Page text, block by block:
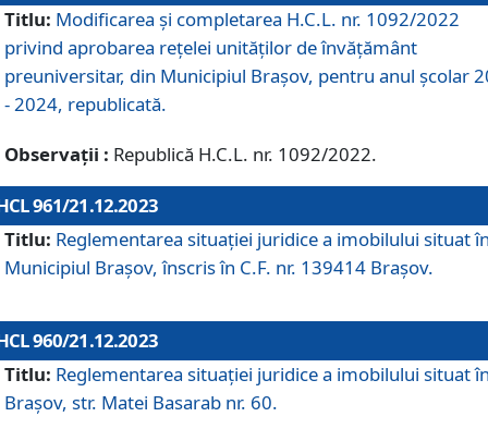
Titlu: Modificarea și completarea H.C.L. nr. 1092/2022
privind aprobarea rețelei unităților de învăţământ
preuniversitar, din Municipiul Braşov, pentru anul școlar
- 2024, republicată.
Observații : Republică H.C.L. nr. 1092/2022.
961/21.12.2023
Titlu: Reglementarea situației juridice a imobilului situat
Municipiul Brașov, înscris în C.F. nr. 139414 Brașov.
960/21.12.2023
Titlu: Reglementarea situației juridice a imobilului situat
Brașov, str. Matei Basarab nr. 60.